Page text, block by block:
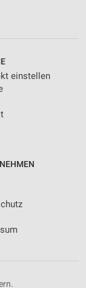
einstellen